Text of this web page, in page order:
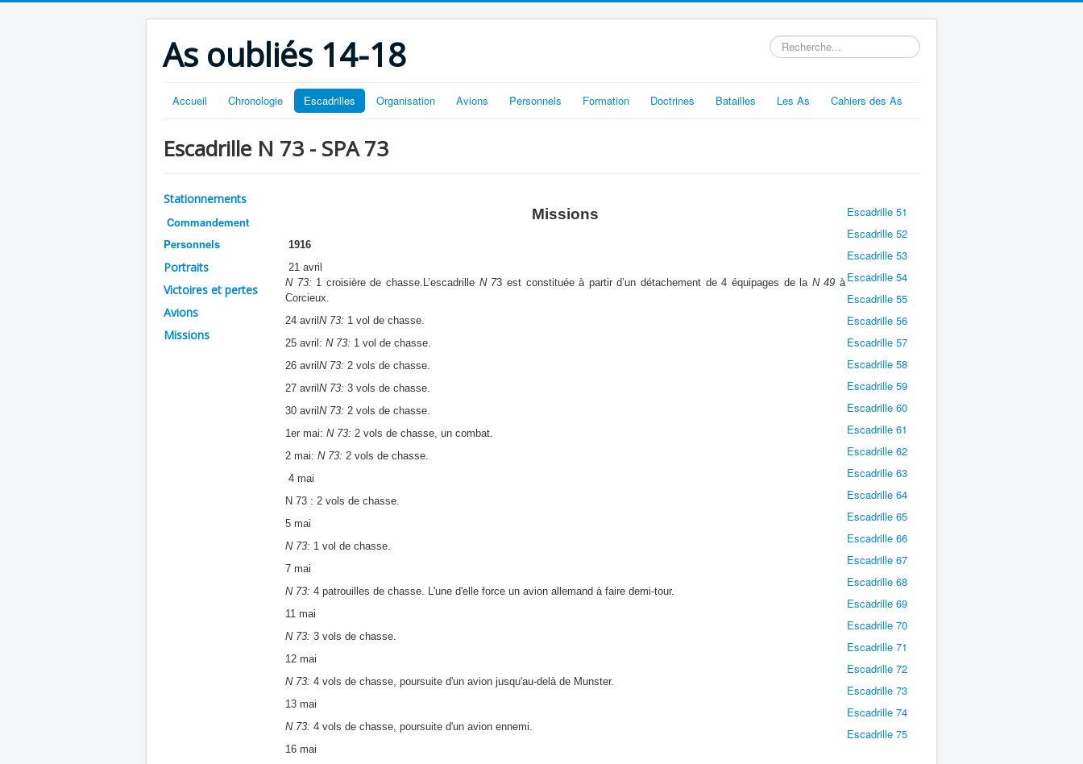
As oubliés 14-18 Rechercher
Accueil Chronologie Escadrilles Organisation Avions Personnels Formation Doctrines Batailles Les As Cahiers des As
Escadrille N 73 - SPA 73
Stationnements
Commandement
Personnels
Portraits
Victoires et pertes
Avions
Missions
Missions
1916
21 avril
N 73: 1 croisière de chasse. L’escadrille N 73 est constituée à partir d’un détachement de 4 équipages de la N 49 à
Corcieux.
24 avril N 73: 1 vol de chasse.
25 avril: N 73: 1 vol de chasse.
26 avril N 73: 2 vols de chasse.
27 avril N 73: 3 vols de chasse.
30 avril N 73: 2 vols de chasse.
1er mai: N 73: 2 vols de chasse, un combat.
2 mai: N 73: 2 vols de chasse.
4 mai
N 73 : 2 vols de chasse.
5 mai
N 73: 1 vol de chasse.
7 mai
N 73: 4 patrouilles de chasse. L'une d'elle force un avion allemand à faire demi-tour.
11 mai
N 73: 3 vols de chasse.
12 mai
N 73: 4 vols de chasse, poursuite d'un avion jusqu'au-delà de Munster.
13 mai
N 73: 4 vols de chasse, poursuite d'un avion ennemi.
16 mai
Escadrille 51
Escadrille 52
Escadrille 53
Escadrille 54
Escadrille 55
Escadrille 56
Escadrille 57
Escadrille 58
Escadrille 59
Escadrille 60
Escadrille 61
Escadrille 62
Escadrille 63
Escadrille 64
Escadrille 65
Escadrille 66
Escadrille 67
Escadrille 68
Escadrille 69
Escadrille 70
Escadrille 71
Escadrille 72
Escadrille 73
Escadrille 74
Escadrille 75